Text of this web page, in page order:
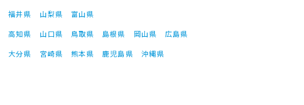
福井県 山梨県
富山県
高知県 山口県 鳥取県 島根県 岡山県
広島県
大分県 宮崎県 熊本県 鹿児島県 沖縄県